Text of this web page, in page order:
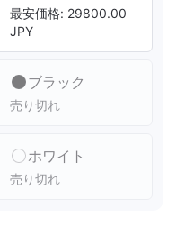
最安価格: 29800.00
JPY
ブラック
売り切れ
ホワイト
売り切れ